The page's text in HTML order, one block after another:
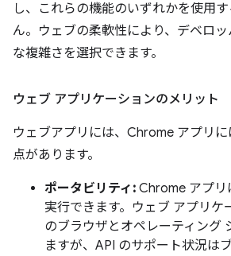
し、これらの機能のいずれかを使用
ん。ウェブの柔軟性により、デベロ
な複雑さを選択できます。
ウェブ アプリケーションのメリット
ウェブアプリには、Chrome アプリ
点があります。
ポータビリティ: Chrome アプリ
実行できます。ウェブ アプリケ
のブラウザとオペレーティング
ますが、API のサポート状況は